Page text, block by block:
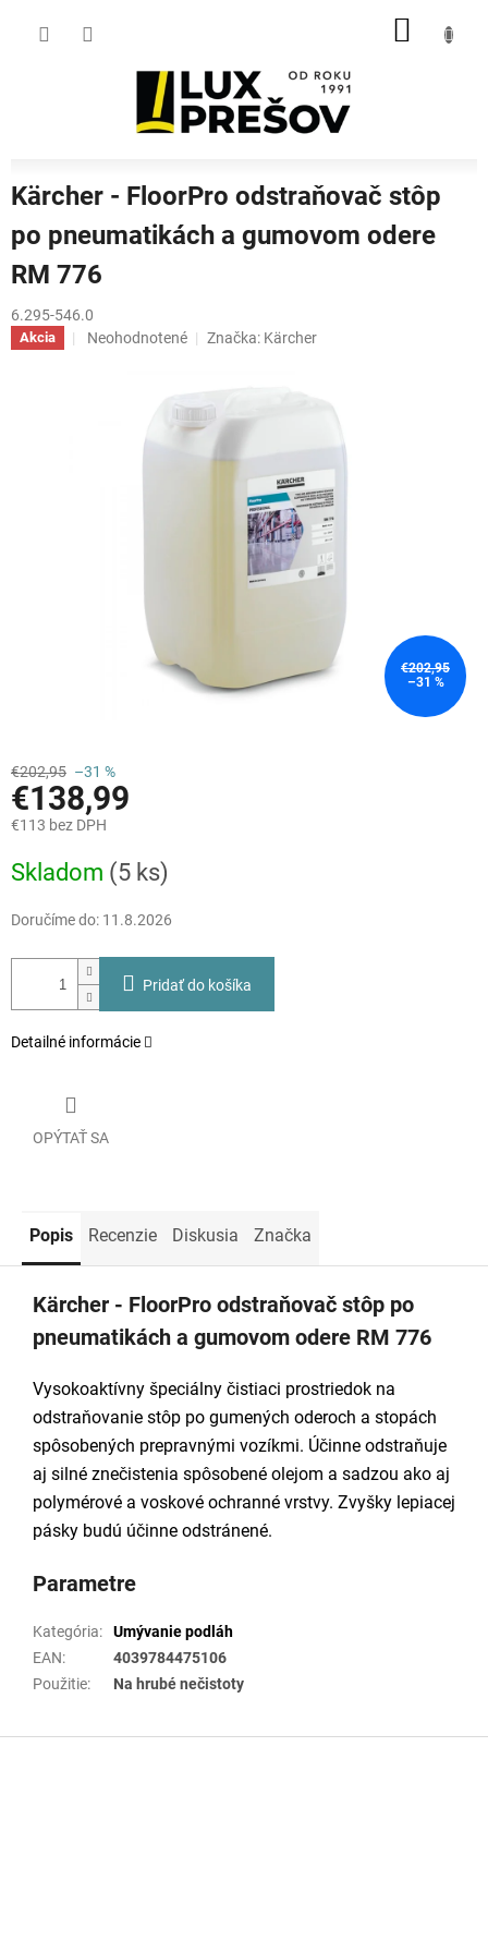
Kärcher - FloorPro odstraňovač stôp
po pneumatikách a gumovom odere
RM 776
6.295-546.0
Akcia
Priemerné
Neohodnotené Značka: Kärcher
€202,95
–31 %
€202,95 –31 %
€138,99
€113 bez DPH
cena:
Skladom (5 ks)
Doručíme do: 11.8.2026
Pridať do košíka
Detailné informácie
OPÝTAŤ SA
Popis Recenzie Diskusia Značka
Kärcher - FloorPro odstraňovač stôp po
pneumatikách a gumovom odere RM 776
Vysokoaktívny špeciálny čistiaci prostriedok na
odstraňovanie stôp po gumených oderoch a stopách
spôsobených prepravnými vozíkmi. Účinne odstraňuje
aj silné znečistenia spôsobené olejom a sadzou ako aj
polymérové a voskové ochranné vrstvy. Zvyšky lepiacej
pásky budú účinne odstránené.
Parametre
Kategória:
Umývanie podláh
EAN:
4039784475106
Použitie: Na hrubé nečistoty